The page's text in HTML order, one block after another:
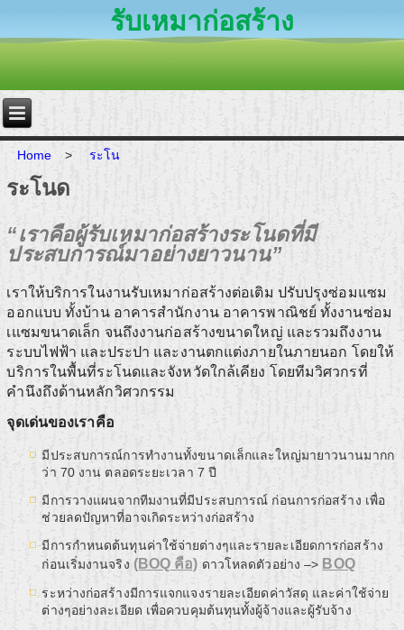
รับเหมาก่อสร้าง
Home > ระโน
ระโนด
“เราคือผู้รับเหมาก่อสร้างระโนดที่มี
ประสบการณ์มาอย่างยาวนาน”
เราให้บริการในงานรับเหมาก่อสร้างต่อเติม ปรับปรุงซ่อมแซม
ออกแบบ ทั้งบ้าน อาคารสำนักงาน อาคารพาณิชย์ ทั้งงานซ่อม
เแซมขนาดเล็ก จนถึงงานก่อสร้างขนาดใหญ่ และรวมถึงงาน
ระบบไฟฟ้า และประปา และงานตกแต่งภายในภายนอก โดยให้
บริการในพื้นที่ระโนดและจังหวัดใกล้เคียง โดยทีมวิศวกรที่
คำนึงถึงด้านหลักวิศวกรรม
จุดเด่นของเราคือ
มีประสบการณ์การทำงานทั้งขนาดเล็กและใหญ่มายาวนานมากก
ว่า 70 งาน ตลอดระยะเวลา 7 ปี
มีการวางแผนจากทีมงานที่มีประสบการณ์ ก่อนการก่อสร้าง เพื่อ
ช่วยลดปัญหาที่อาจเกิดระหว่างก่อสร้าง
มีการกำหนดต้นทุนค่าใช้จ่ายต่างๆและรายละเอียดการก่อสร้าง
ก่อนเริ่มงานจริง (BOQ คือ) ดาวโหลดตัวอย่าง –> BOQ
ระหว่างก่อสร้างมีการแจกแจงรายละเอียดค่าวัสดุ และค่าใช้จ่าย
ต่างๆอย่างละเอียด เพื่อควบคุมต้นทุนทั้งผู้จ้างและผู้รับจ้าง